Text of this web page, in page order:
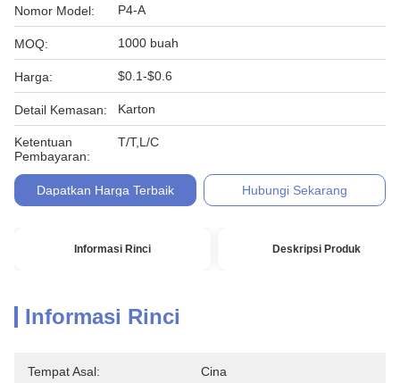
Nomor Model: P4-A
MOQ: 1000 buah
Harga: $0.1-$0.6
Detail Kemasan: Karton
Ketentuan
Pembayaran:
T/T,L/C
Dapatkan Harga Terbaik Hubungi Sekarang
Informasi Rinci Deskripsi Produk
Informasi Rinci
Tempat Asal: Cina